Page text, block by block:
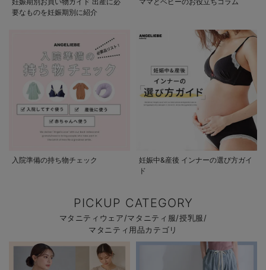
要なものを妊娠期別に紹介
入院準備の持ち物チェック
妊娠中&産後 インナーの選び方ガイ
ド
PICKUP CATEGORY
マタニティウェア/マタニティ服/授乳服/
マタニティ用品カテゴリ